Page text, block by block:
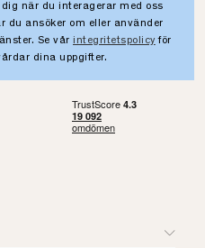
när du interagerar med oss
du ansöker om eller använder
Se vår integritetspolicy för
dina uppgifter.